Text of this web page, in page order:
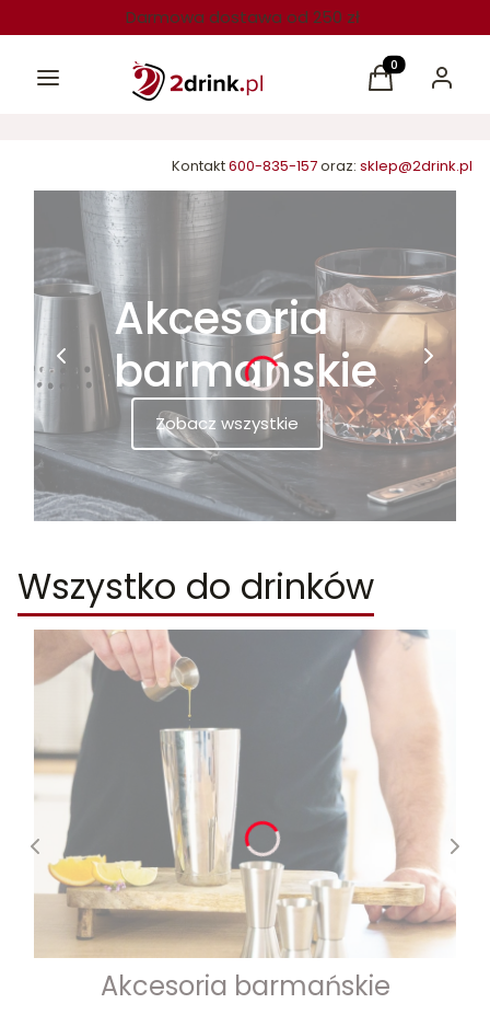
Darmowa dostawa od 250 zł
Menu Produkty w
Koszyk Zaloguj
Kontakt600-835-157oraz: sklep@2drink.pl
Akcesoria
barmańskie
Zobacz wszystkie
Wszystko do drinków
Akcesoria barmańskie